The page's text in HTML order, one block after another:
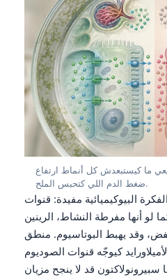
ما كيستبعدش كل أنماط ارتفاع
ضغط الدم اللي كتحبس الملح.
البيوكيميائية مفيدة: قنوات
لو أنها مفرطة النشاط، الرينين
وقد يهبط البوتاسيوم. منطق
كيوجّه قنوات الصوديوم
Nederlands
हिन्दी
Bahasa Indonesia
Հայերեն
Íslenska
Српски језик
Svenska
Bosanski
Azərbaycan dili
Eesti
日本語
Čeština